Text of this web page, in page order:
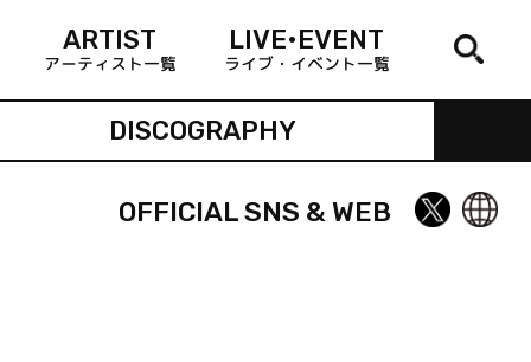
ARTIST
アーティスト一覧
LIVE•EVENT
ライブ・イベント一覧
DISCOGRAPHY
OFFICIAL SNS & WEB